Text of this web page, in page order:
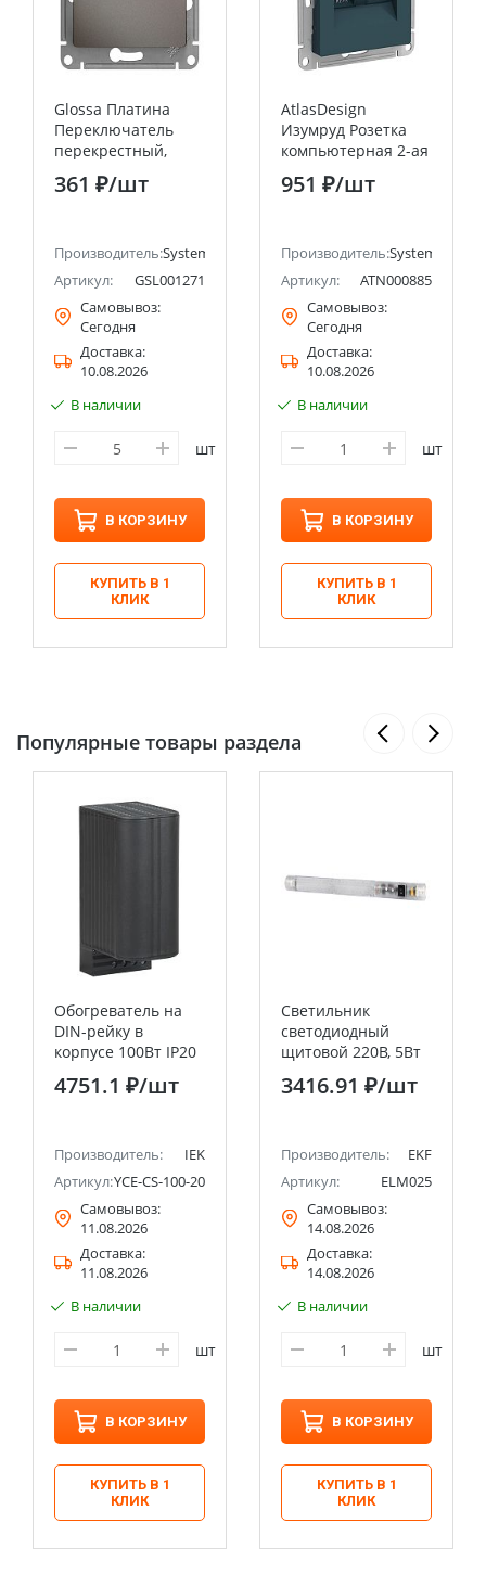
(ранее Schneider Electric)
Glossa Платина
Переключатель
перекрестный,
сх.7,10AX Systeme
Electric (Schneider
361 ₽/шт
Производитель:Systeme Electric (ранее Schneider Electric)
Артикул:
GSL001271
Самовывоз:
Сегодня
Доставка:
10.08.2026
В наличии
шт
В КОРЗИНУ
КУПИТЬ В 1
КЛИК
AtlasDesign
Изумруд Розетка
компьютерная 2-ая
RJ45+RJ45, кат.5E
Systeme Electric
951 ₽/шт
Производитель:Systeme
Артикул:
ATN000885
Самовывоз:
Сегодня
Доставка:
10.08.2026
В наличии
шт
В КОРЗИНУ
КУПИТЬ В 1
КЛИК
Популярные товары раздела
Обогреватель на
DIN-рейку в
корпусе 100Вт IP20
4751.1 ₽/шт
Производитель:
IEK
Артикул:YCE-CS-100-20
Самовывоз:
11.08.2026
Доставка:
11.08.2026
В наличии
шт
В КОРЗИНУ
КУПИТЬ В 1
КЛИК
Светильник
светодиодный
щитовой 220В, 5Вт
PROxima
3416.91 ₽/шт
Производитель:
EKF
Артикул:
ELM025
Самовывоз:
14.08.2026
Доставка:
14.08.2026
В наличии
шт
В КОРЗИНУ
КУПИТЬ В 1
КЛИК